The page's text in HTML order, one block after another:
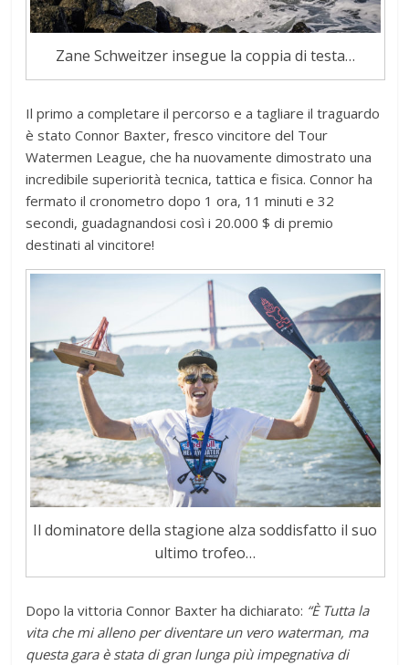
Zane Schweitzer insegue la coppia di testa…
Il primo a completare il percorso e a tagliare il traguardo
è stato Connor Baxter, fresco vincitore del Tour
Watermen League, che ha nuovamente dimostrato una
incredibile superiorità tecnica, tattica e fisica. Connor ha
fermato il cronometro dopo 1 ora, 11 minuti e 32
secondi, guadagnandosi così i 20.000 $ di premio
destinati al vincitore!
Il dominatore della stagione alza soddisfatto il suo
ultimo trofeo…
Dopo la vittoria Connor Baxter ha dichiarato: “È Tutta la
vita che mi alleno per diventare un vero waterman, ma
questa gara è stata di gran lunga più impegnativa di